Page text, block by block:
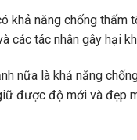
khả năng chống thấm
các tác nhân gây hại
nữa là khả năng
được độ mới và đẹp